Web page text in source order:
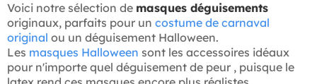
Voici notre sélection de masques déguisements
originaux, parfaits pour un costume de carnaval
original ou un déguisement Halloween.
Les masques Halloween sont les accessoires idéaux
pour n'importe quel déguisement de peur , puisque le